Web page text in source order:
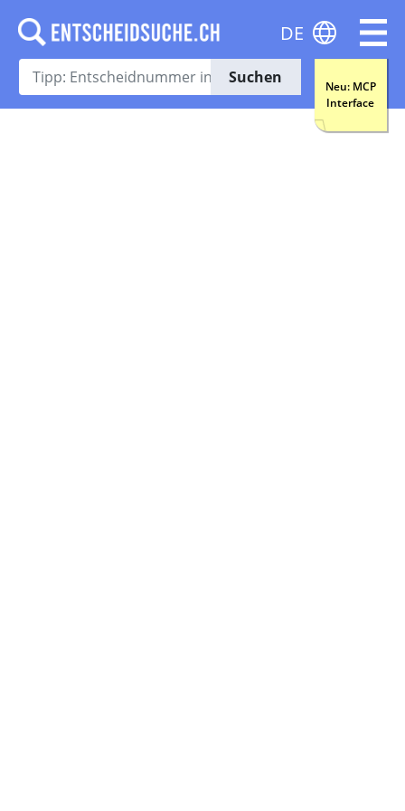
Suchen
Neu: MCP
Interface
DE